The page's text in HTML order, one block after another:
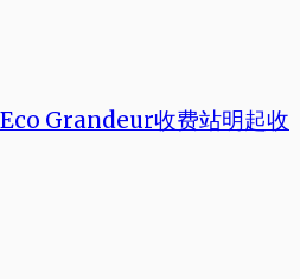
Grandeur收费站明起收